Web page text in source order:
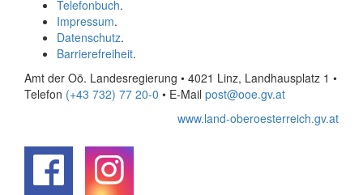
Telefonbuch.
Impressum.
Datenschutz.
Barrierefreiheit.
Amt der Oö. Landesregierung • 4021 Linz, Landhausplatz 1 •
Telefon (+43 732) 77 20-0 • E-Mail post@ooe.gv.at
www.land-oberoesterreich.gv.at